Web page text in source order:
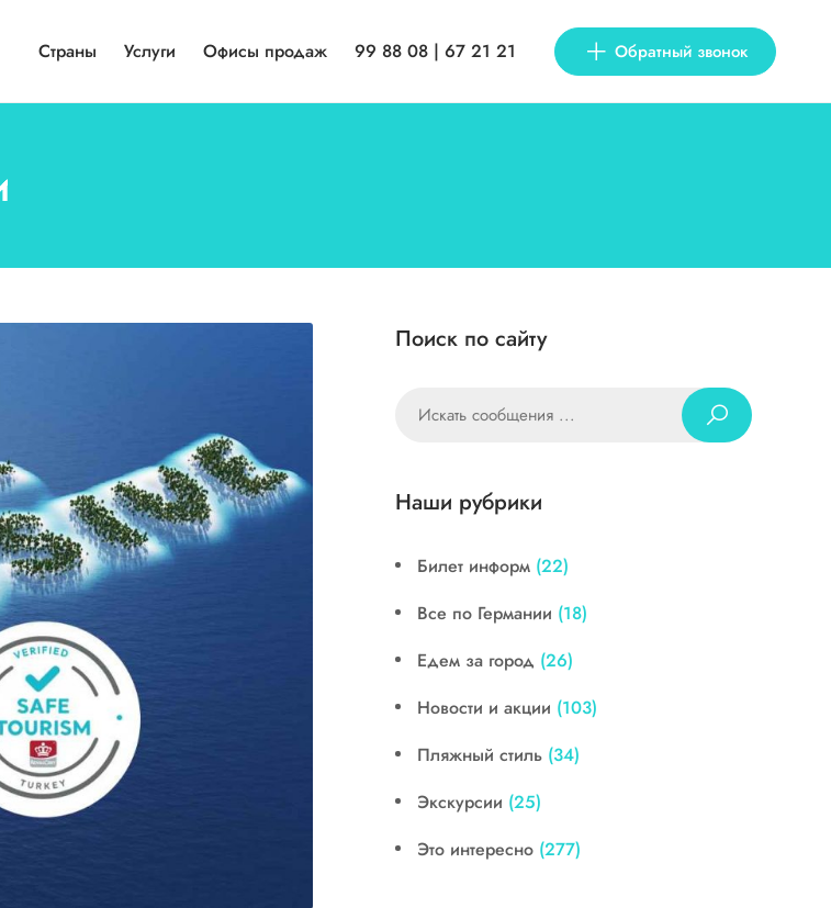
Страны Услуги Офисы продаж 99 88 08 | 67 21 21 Обратный звонок
Поиск по сайту
Наши рубрики
Билет информ (22)
Все по Германии (18)
Едем за город (26)
Новости и акции (103)
Пляжный стиль (34)
Экскурсии (25)
Это интересно (277)